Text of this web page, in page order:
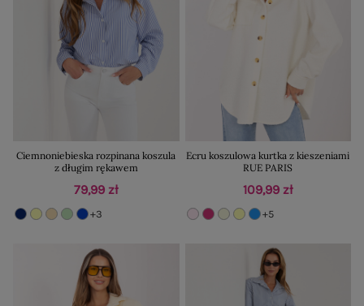
Ciemnoniebieska rozpinana koszula
z długim rękawem
79,99 zł
+3
Ecru koszulowa kurtka z kieszeniami
RUE PARIS
109,99 zł
+5